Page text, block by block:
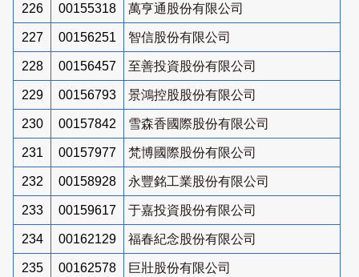
226 00155318 萬亨通股份有限公司
227 00156251 智信股份有限公司
228 00156457 至善投資股份有限公司
229 00156793 景鴻控股股份有限公司
230 00157842 雪森香國際股份有限公司
231 00157977 梵博國際股份有限公司
232 00158928 永豐銘工業股份有限公司
233 00159617 于嘉投資股份有限公司
234 00162129 福春紀念股份有限公司
235 00162578 巨壯股份有限公司